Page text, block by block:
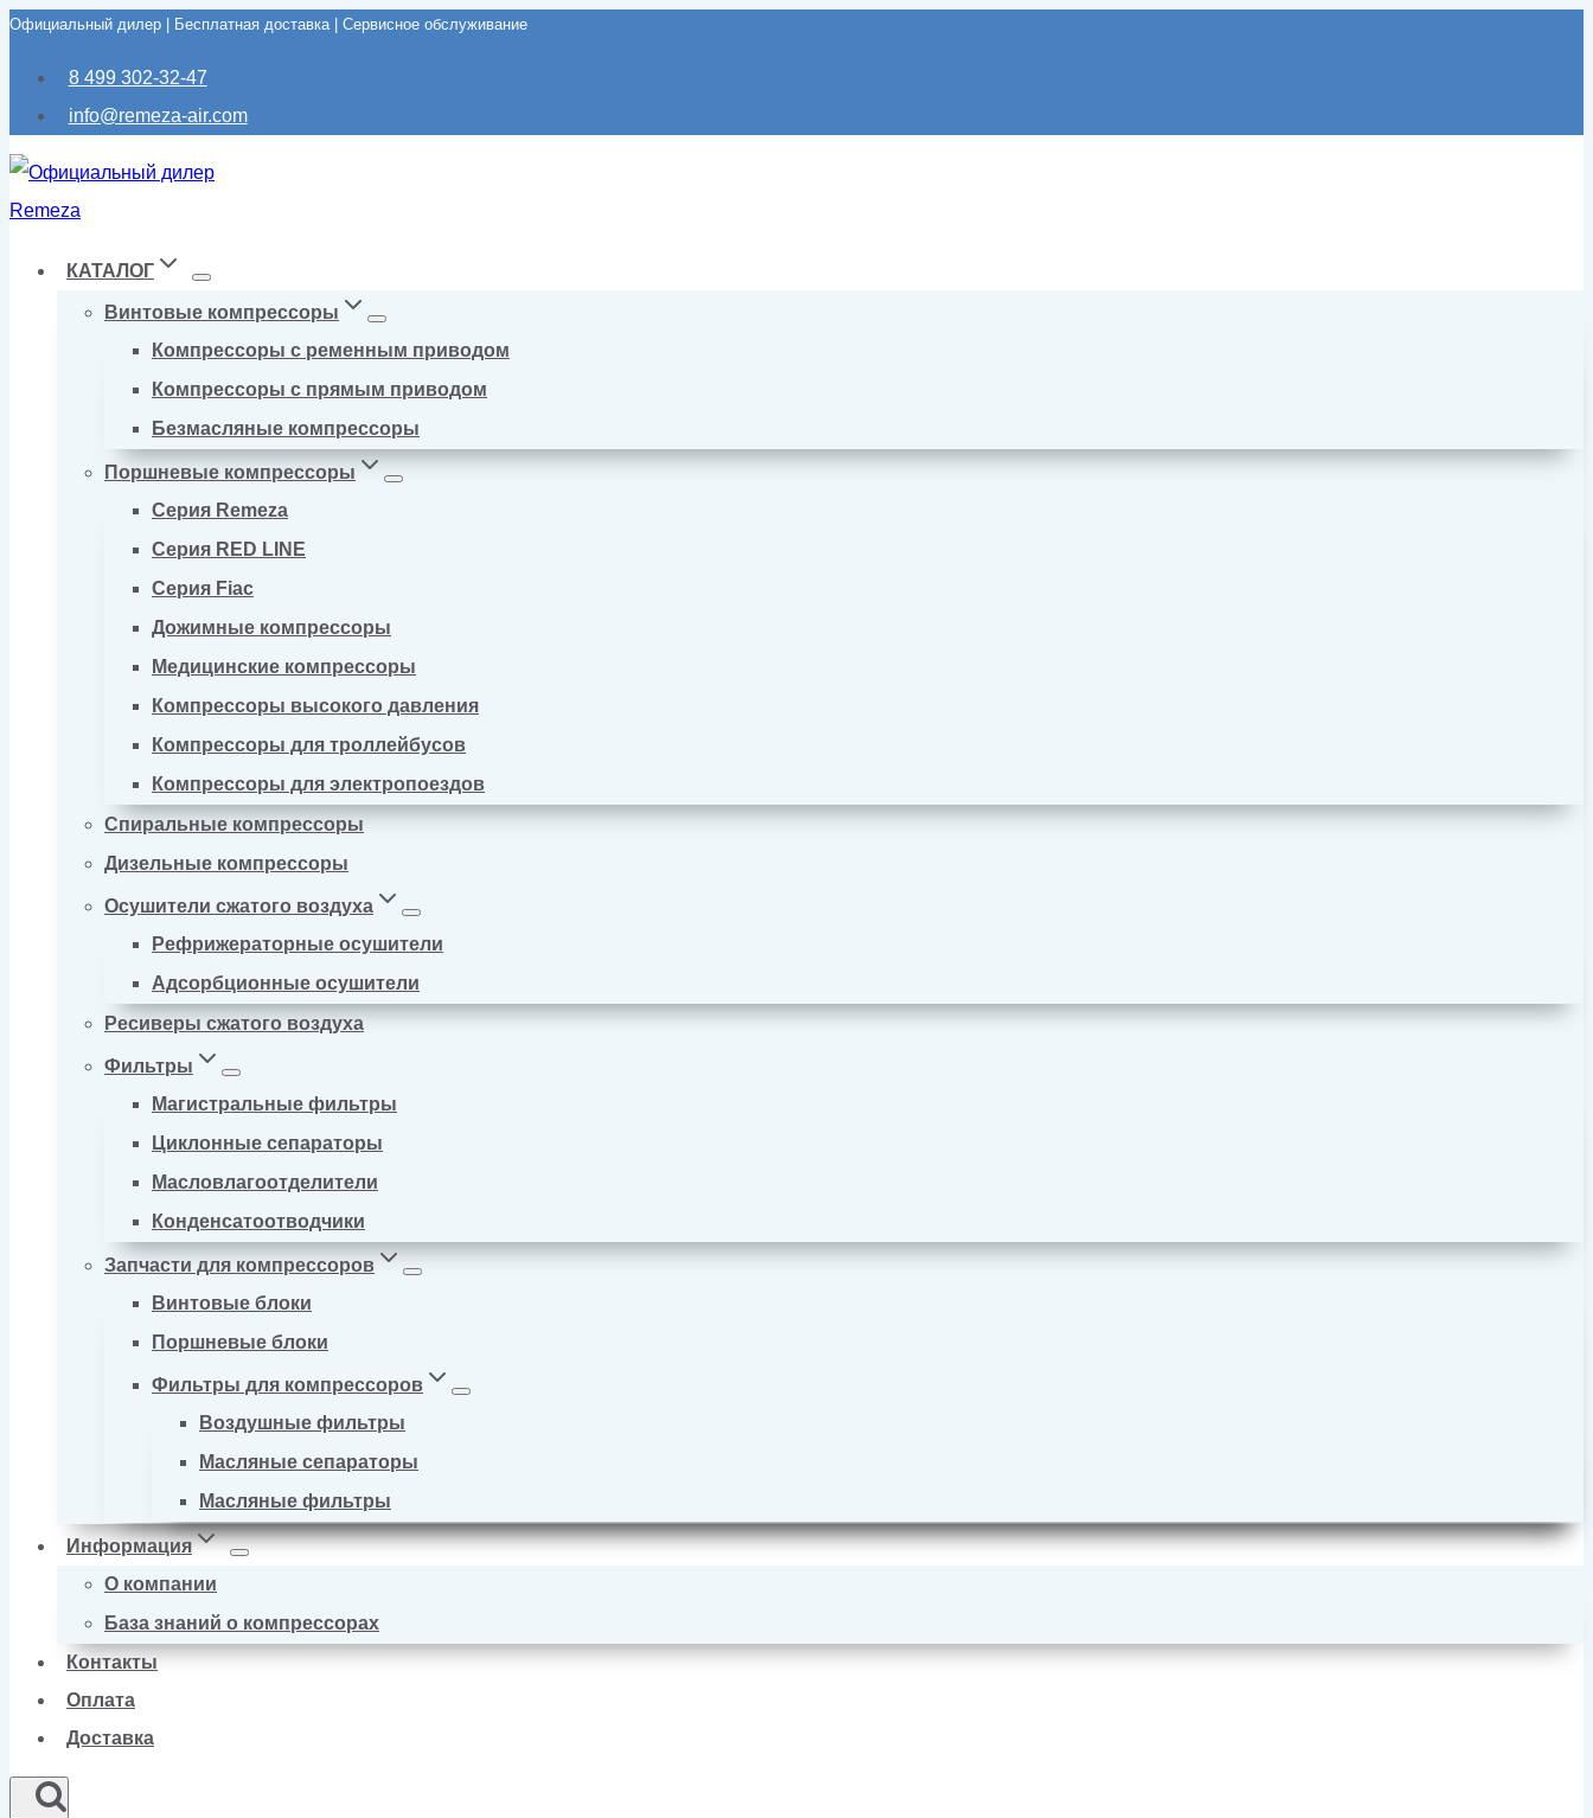
Перейти
Официальный дилер | Бесплатная доставка | Сервисное обслуживание
8 499 302-32-47
info@remeza-air.com
КАТАЛОГ
Винтовые компрессоры
Компрессоры с ременным приводом
Компрессоры с прямым приводом
Безмасляные компрессоры
Поршневые компрессоры
Серия Remeza
Серия RED LINE
Серия Fiac
Дожимные компрессоры
Медицинские компрессоры
Компрессоры высокого давления
Компрессоры для троллейбусов
Компрессоры для электропоездов
Спиральные компрессоры
Дизельные компрессоры
Осушители сжатого воздуха
Рефрижераторные осушители
Адсорбционные осушители
Ресиверы сжатого воздуха
Фильтры
Магистральные фильтры
Циклонные сепараторы
Масловлагоотделители
Конденсатоотводчики
Запчасти для компрессоров
Винтовые блоки
Поршневые блоки
Фильтры для компрессоров
Воздушные фильтры
Масляные сепараторы
Масляные фильтры
Информация
О компании
База знаний о компрессорах
Контакты
Оплата
Доставка